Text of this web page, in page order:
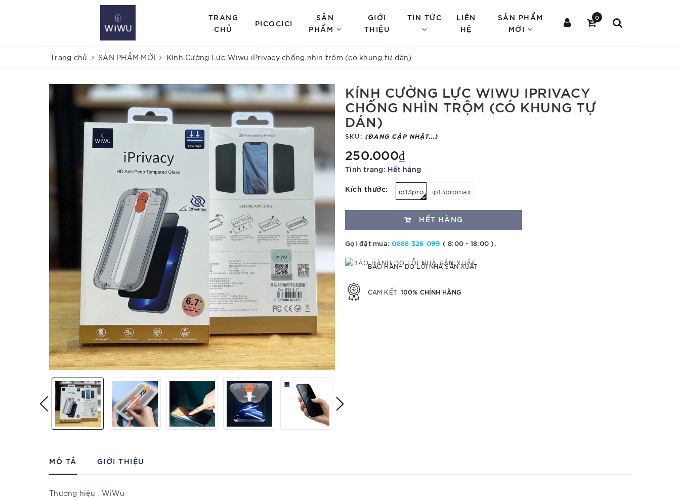
TRANG
CHỦ
PICOCICI
SẢN
PHẨM
GIỚI
THIỆU
TIN TỨC
LIÊN
HỆ
SẢN PHẨM
MỚI
0
Trang chủ SẢN PHẨM MỚI Kính Cường Lực Wiwu iPrivacy chống nhìn trộm (có khung tự dán)
KÍNH CƯỜNG LỰC WIWU IPRIVACY
CHỐNG NHÌN TRỘM (CÓ KHUNG TỰ
DÁN)
SKU: (ĐANG CẬP NHẬT...)
250.000₫
Tình trạng: Hết hàng
Kích thước: ip13pro ip13promax
HẾT HÀNG
Gọi đặt mua:0888 326 099 ( 8:00 - 18:00 ).
BẢO HÀNH DO LỖI NHÀ SẢN XUẤT
CAM KẾT 100% CHÍNH HÃNG
MÔ TẢ GIỚI THIỆU
Thương hiệu : WiWu